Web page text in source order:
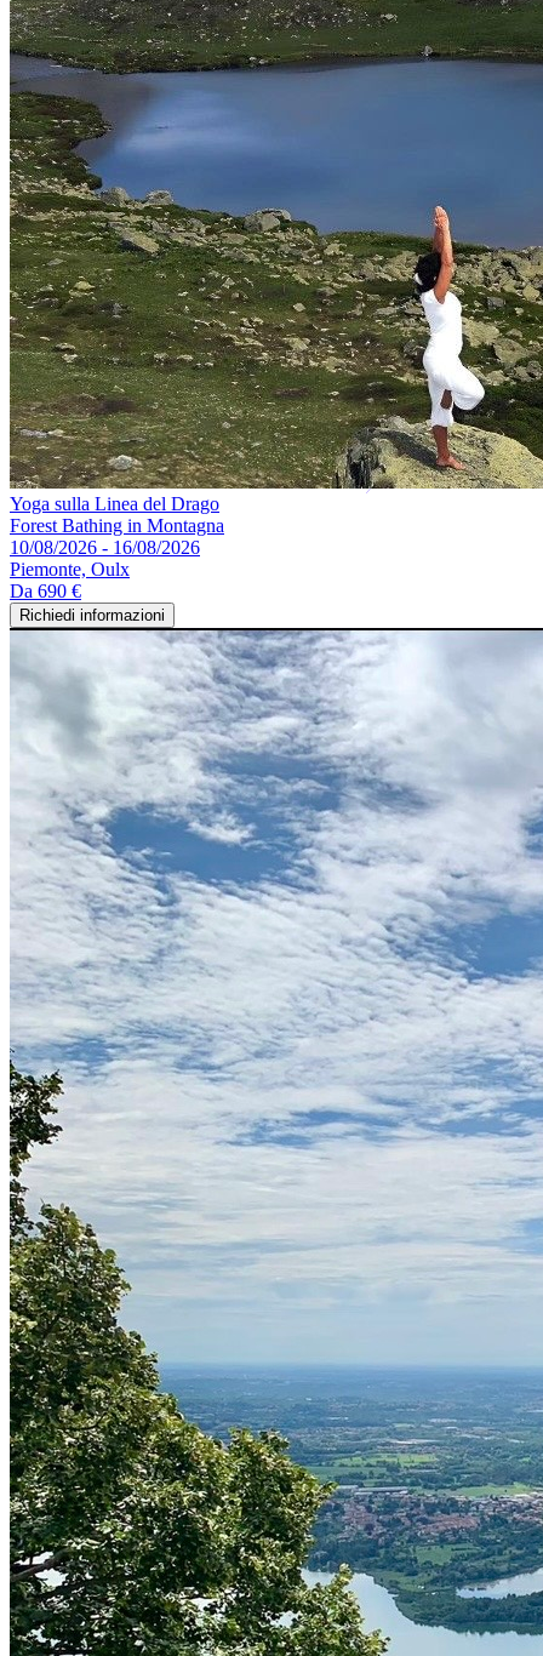
Yoga sulla Linea del Drago
Forest Bathing in Montagna
10/08/2026 - 16/08/2026
Piemonte, Oulx
Da 690 €
Richiedi informazioni